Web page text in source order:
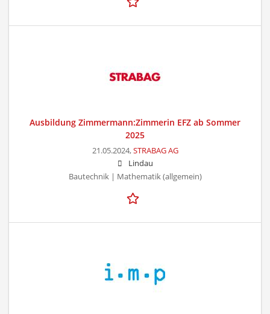
Ausbildung Zimmermann:Zimmerin EFZ ab Sommer
2025
21.05.2024,STRABAG AG
Lindau
Bautechnik | Mathematik (allgemein)